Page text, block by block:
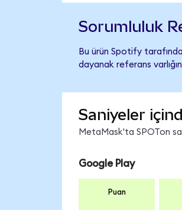
Sorumluluk
Bu ürün Spotify
dayanak referans
Saniyeler
MetaMask'ta SPOTon
Google Play
Puan